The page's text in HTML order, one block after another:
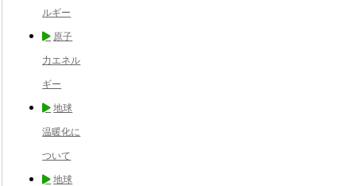
ルギー
原子
力エネル
ギー
地球
温暖化に
ついて
地球